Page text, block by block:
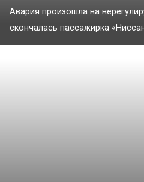
Авария произошла на
скончалась пассажирка